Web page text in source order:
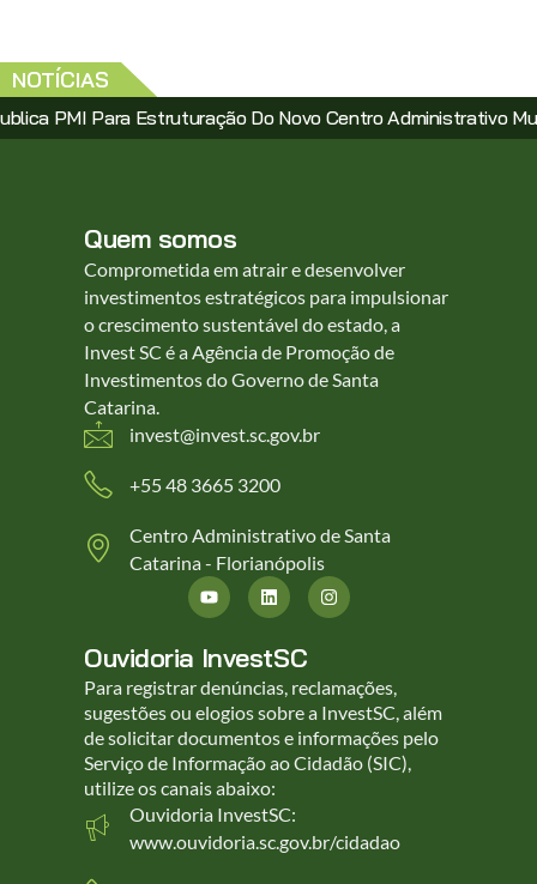
NOTÍCIAS
Para Estruturação Do Novo Centro Administrativo Municipal
Quem somos
Comprometida em atrair e desenvolver
investimentos estratégicos para impulsionar
o crescimento sustentável do estado, a
Invest SC é a Agência de Promoção de
Investimentos do Governo de Santa
Catarina.
invest@invest.sc.gov.br
+55 48 3665 3200
Centro Administrativo de Santa
Catarina - Florianópolis
Ouvidoria InvestSC
Para registrar denúncias, reclamações,
sugestões ou elogios sobre a InvestSC, além
de solicitar documentos e informações pelo
Serviço de Informação ao Cidadão (SIC),
utilize os canais abaixo:
Ouvidoria InvestSC:
www.ouvidoria.sc.gov.br/cidadao